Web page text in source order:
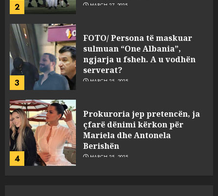
3 MARCH 25, 2025
4
Prokuroria jep pretencën, ja
çfarë dënimi kërkon për
Mariela dhe Antonela
Berishën
MARCH 25, 2025
5
“Ai që drejtonte makinën më
ngjau me Talo Çelën”,
dëshmia e Nuredin Dumanit
flet për PERSONAT që e
plagosën!